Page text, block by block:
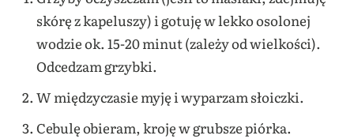
skórę z kapeluszy) i gotuję w lekko osolonej
wodzie ok. 15-20 minut (zależy od wielkości).
Odcedzam grzybki.
W międzyczasie myję i wyparzam słoiczki.
Cebulę obieram, kroję w grubsze piórka.